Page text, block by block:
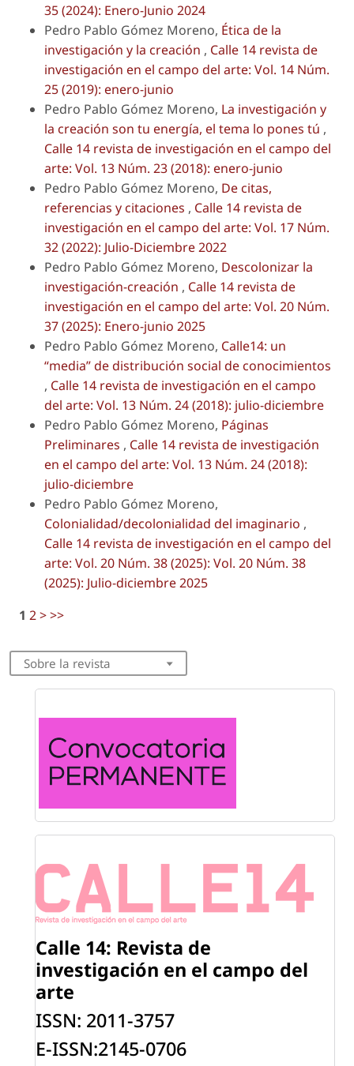
35 (2024): Enero-Junio 2024
Pedro Pablo Gómez Moreno, Ética de la
investigación y la creación , Calle 14 revista de
investigación en el campo del arte: Vol. 14 Núm.
25 (2019): enero-junio
Pedro Pablo Gómez Moreno, La investigación y
la creación son tu energía, el tema lo pones tú ,
Calle 14 revista de investigación en el campo del
arte: Vol. 13 Núm. 23 (2018): enero-junio
Pedro Pablo Gómez Moreno, De citas,
referencias y citaciones , Calle 14 revista de
investigación en el campo del arte: Vol. 17 Núm.
32 (2022): Julio-Diciembre 2022
Pedro Pablo Gómez Moreno, Descolonizar la
investigación-creación , Calle 14 revista de
investigación en el campo del arte: Vol. 20 Núm.
37 (2025): Enero-junio 2025
Pedro Pablo Gómez Moreno, Calle14: un
“media” de distribución social de conocimientos
, Calle 14 revista de investigación en el campo
del arte: Vol. 13 Núm. 24 (2018): julio-diciembre
Pedro Pablo Gómez Moreno, Páginas
Preliminares , Calle 14 revista de investigación
en el campo del arte: Vol. 13 Núm. 24 (2018):
julio-diciembre
Pedro Pablo Gómez Moreno,
Colonialidad/decolonialidad del imaginario ,
Calle 14 revista de investigación en el campo del
arte: Vol. 20 Núm. 38 (2025): Vol. 20 Núm. 38
(2025): Julio-diciembre 2025
1 2>>>
Sobre la revista
Calle 14: Revista de
investigación en el campo del
arte
ISSN: 2011-3757
E-ISSN:2145-0706